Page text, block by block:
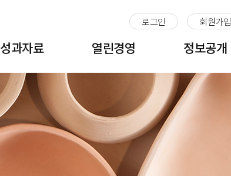
로그인 회원가입
성과자료 열린경영 정보공개